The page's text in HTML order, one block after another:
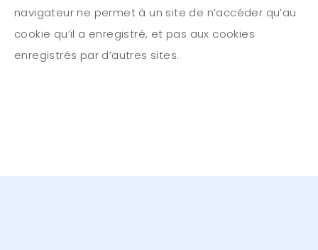
navigateur ne permet à un site de n’accéder qu’au
cookie qu’il a enregistré, et pas aux cookies
enregistrés par d’autres sites.